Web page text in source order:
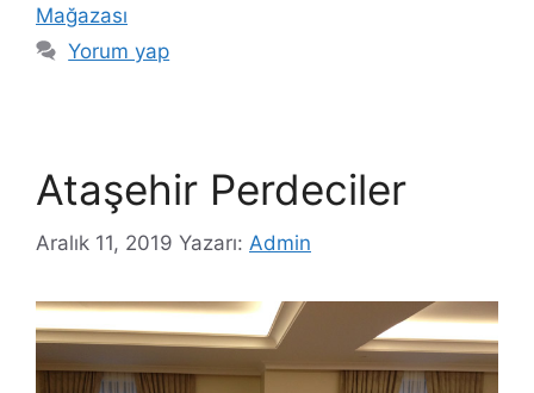
Mağazası
Yorum yap
Ataşehir Perdeciler
Aralık 11, 2019 Yazarı: Admin